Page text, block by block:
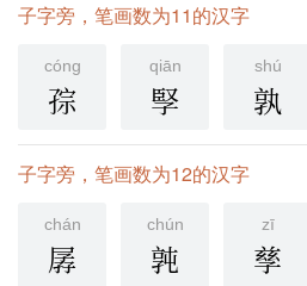
子字旁，笔画数为11的汉字
cóng
孮
qiān
孯
shú
孰
子字旁，笔画数为12的汉字
chán
孱
chún
㝄
zī
孳